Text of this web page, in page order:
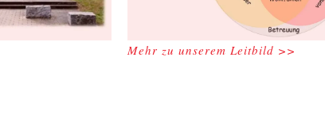
Mehr zu unserem Leitbild >>